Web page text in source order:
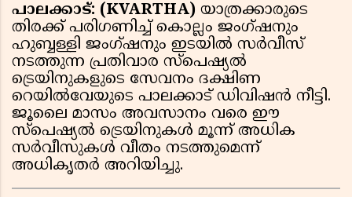
പാലക്കാട്: (KVARTHA) യാത്രക്കാരുടെ
തിരക്ക് പരിഗണിച്ച് കൊല്ലം ജംഗ്ഷനും
ഹുബ്ബള്ളി ജംഗ്ഷനും ഇടയിൽ സർവീസ്
നടത്തുന്ന പ്രതിവാര സ്പെഷ്യൽ
ട്രെയിനുകളുടെ സേവനം ദക്ഷിണ
റെയിൽവേയുടെ പാലക്കാട് ഡിവിഷൻ നീട്ടി.
ജൂലൈ മാസം അവസാനം വരെ ഈ
സ്പെഷ്യൽ ട്രെയിനുകൾ മൂന്ന് അധിക
സർവീസുകൾ വീതം നടത്തുമെന്ന്
അധികൃതർ അറിയിച്ചു.